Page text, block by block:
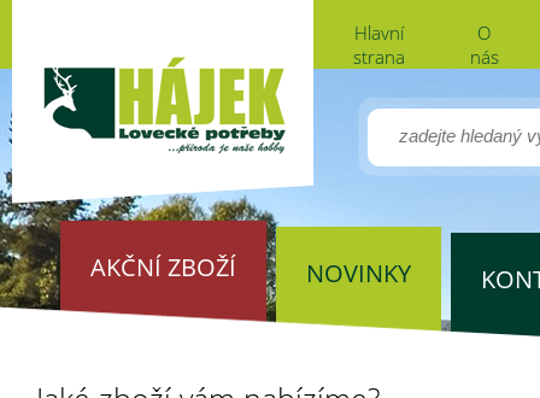
Hlavní
strana
O
nás
AKČNÍ ZBOŽÍ NOVINKY